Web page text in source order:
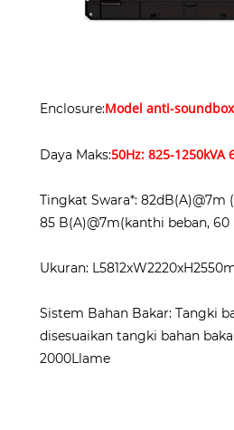
Enclosure:Model anti-soundbox
Daya Maks:50Hz: 825-1250kVA
Tingkat Swara*: 82dB(A)@7m
85 B(A)@7m(kanthi beban, 60
Ukuran:
Sistem Bahan Bakar: Tangki
disesuaikan tangki bahan
2000Llame